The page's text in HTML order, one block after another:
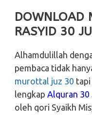
DOWNLOAD
RASYID 30
Alhamdulillah
pembaca tidak
murottal juz 30
lengkap Alquran 30
oleh qori Syaikh